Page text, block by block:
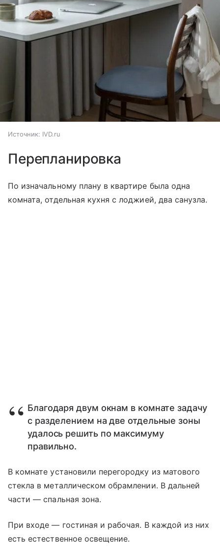
Источник: IVD.ru
Перепланировка
По изначальному плану в квартире была одна
комната, отдельная кухня с лоджией, два санузла.
Благодаря двум окнам в комнате задачу
с разделением на две отдельные зоны
удалось решить по максимуму
правильно.
В комнате установили перегородку из матового
стекла в металлическом обрамлении. В дальней
части — спальная зона.
При входе — гостиная и рабочая. В каждой из них
есть естественное освещение.